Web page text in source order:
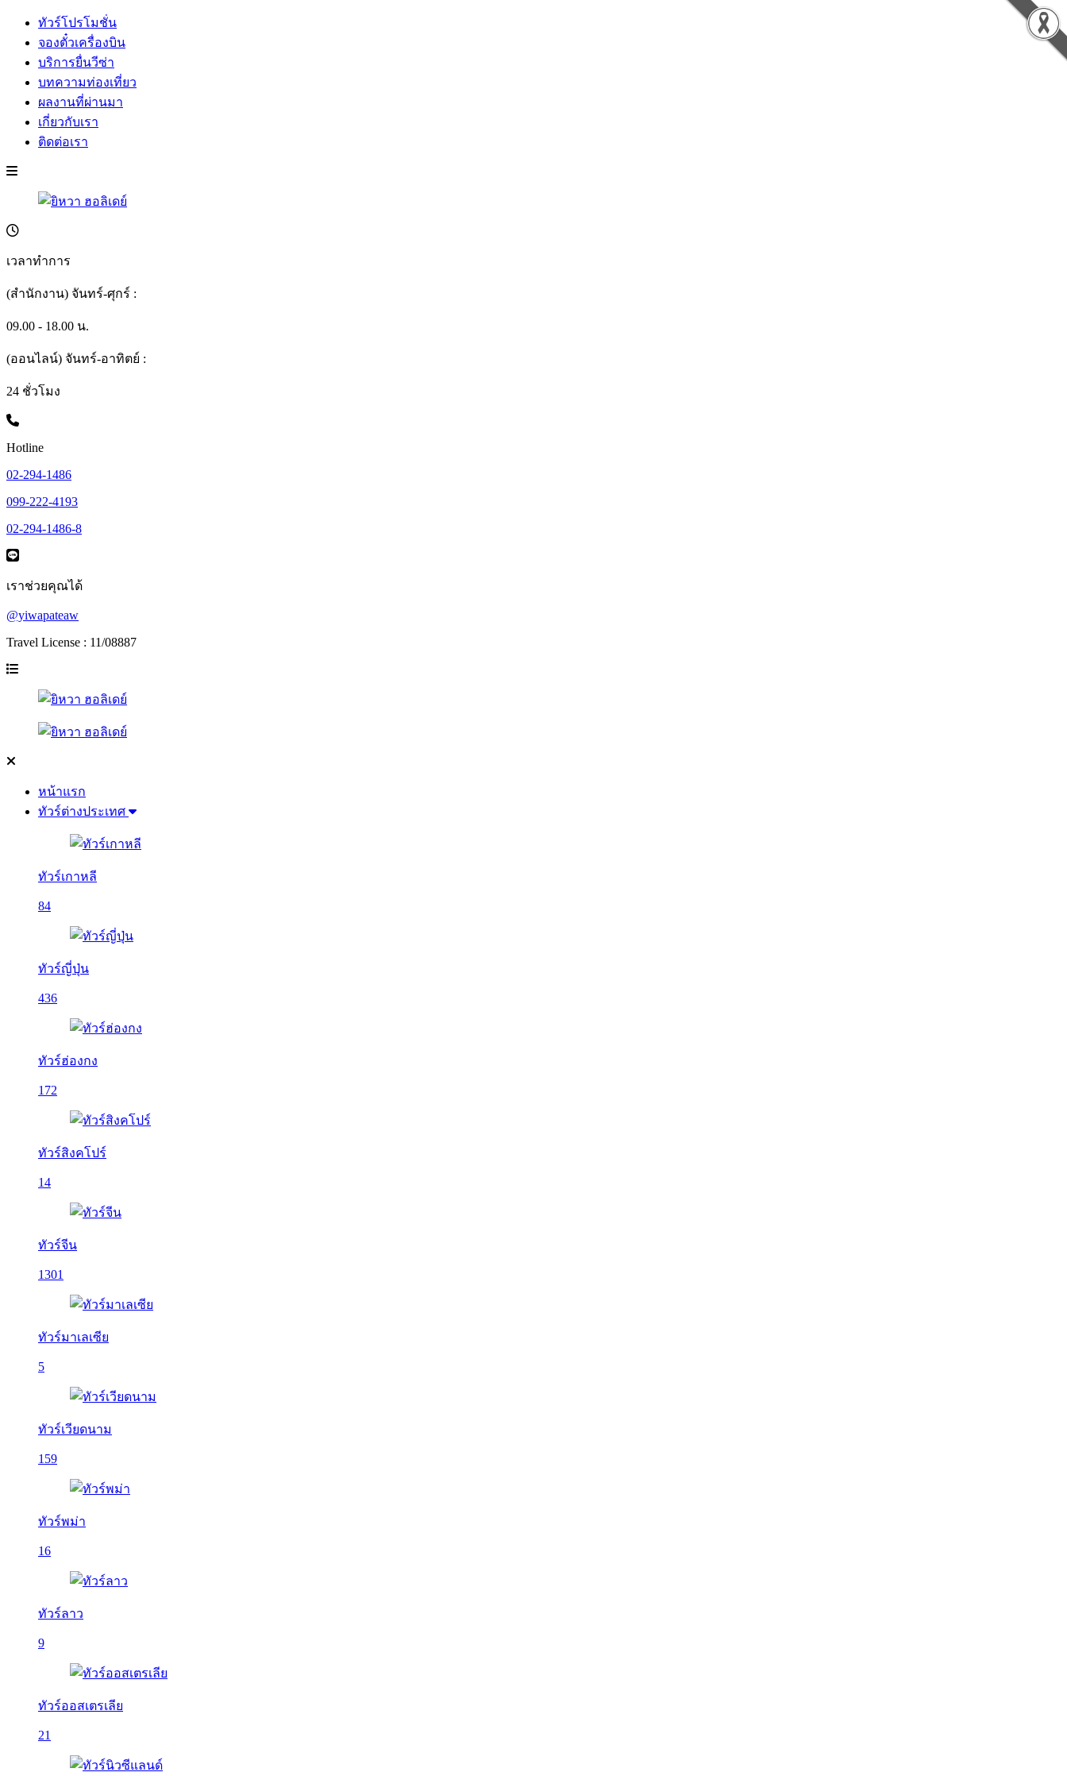
ทัวร์โปรโมชั่น
จองตั๋วเครื่องบิน
บริการยื่นวีซ่า
บทความท่องเที่ยว
ผลงานที่ผ่านมา
เกี่ยวกับเรา
ติดต่อเรา
เวลาทำการ
(สำนักงาน) จันทร์-ศุกร์ :
09.00 - 18.00 น.
(ออนไลน์) จันทร์-อาทิตย์ :
24 ชั่วโมง
Hotline
02-294-1486
099-222-4193
02-294-1486-8
เราช่วยคุณได้
@yiwapateaw
Travel License : 11/08887
หน้าแรก
ทัวร์ต่างประเทศ
ทัวร์เกาหลี
84
ทัวร์ญี่ปุ่น
436
ทัวร์ฮ่องกง
172
ทัวร์สิงคโปร์
14
ทัวร์จีน
1301
ทัวร์มาเลเซีย
5
ทัวร์เวียดนาม
159
ทัวร์พม่า
16
ทัวร์ลาว
9
ทัวร์ออสเตรเลีย
21